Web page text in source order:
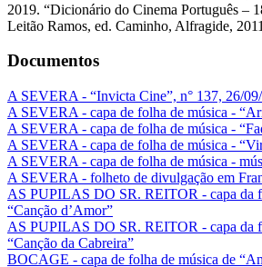
2019. “Dicionário do Cinema Português –
Leitão Ramos, ed. Caminho, Alfragide, 2011
Documentos
A SEVERA - “Invicta Cine”, n° 137, 26/
A SEVERA - capa de folha de música -
A SEVERA - capa de folha de música -
A SEVERA - capa de folha de música -
A SEVERA - capa de folha de música -
A SEVERA - folheto de divulgação em
AS PUPILAS DO SR. REITOR - capa da
“Canção d’Amor”
AS PUPILAS DO SR. REITOR - capa da
“Canção da Cabreira”
BOCAGE - capa de folha de música de